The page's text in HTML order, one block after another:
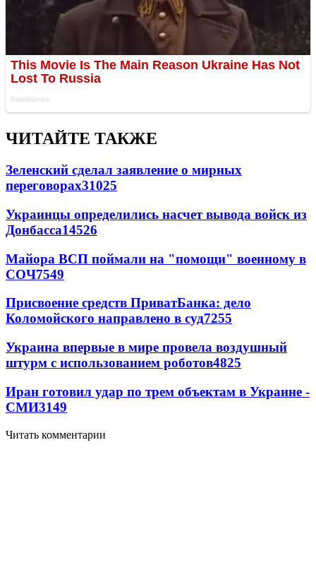
ЧИТАЙТЕ ТАКЖЕ
Зеленский сделал заявление о мирных
переговорах31025
Украинцы определились насчет вывода войск из
Донбасса14526
Майора ВСП поймали на "помощи" военному в
СОЧ7549
Присвоение средств ПриватБанка: дело
Коломойского направлено в суд7255
Украина впервые в мире провела воздушный
штурм с использованием роботов4825
Иран готовил удар по трем объектам в Украине -
СМИ3149
Читать комментарии